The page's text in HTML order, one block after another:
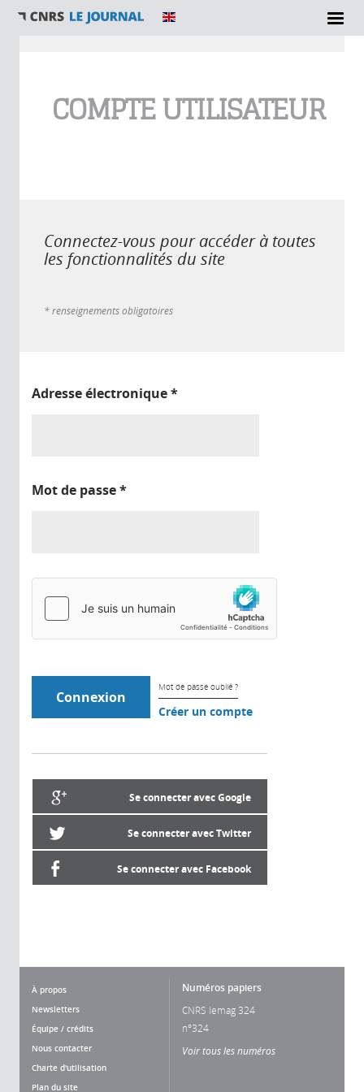
COMPTE UTILISATEUR
Connectez-vous pour accéder à toutes
les fonctionnalités du site
* renseignements obligatoires
Adresse électronique*
Mot de passe*
Mot de passe oublié ?
Créer un compte
Se connecter avec Google
Se connecter avec Twitter
Se connecter avec Facebook
À propos
Newsletters
Équipe / crédits
Nous contacter
Charte d'utilisation
Plan du site
Numéros papiers
CNRS lemag 324
n°324
Voir tous les numéros